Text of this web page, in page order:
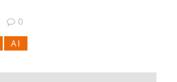
0
AI